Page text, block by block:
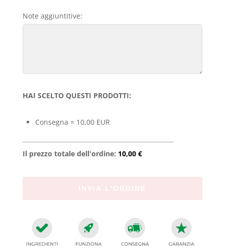
Note aggiuntitive:
HAI SCELTO QUESTI PRODOTTI:
Consegna = 10,00 EUR
Il prezzo totale dell'ordine: 10,00 €